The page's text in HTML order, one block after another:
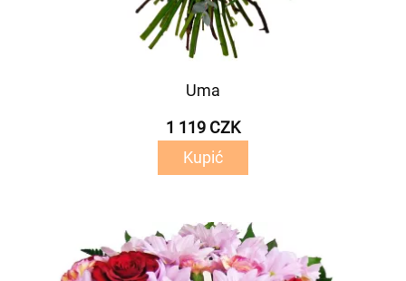
Uma
1 119 CZK
Kupić